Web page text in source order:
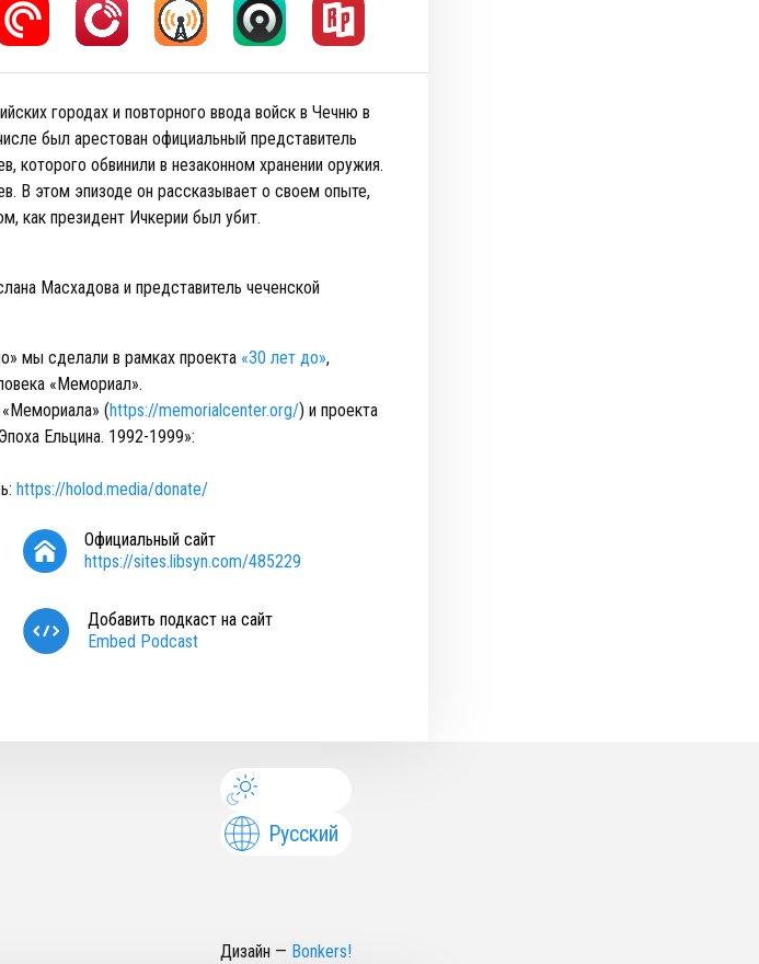
городах и повторного ввода войск в Чечню в
был арестован официальный представитель
которого обвинили в незаконном хранении оружия.
В этом эпизоде он рассказывает о своем опыте,
как президент Ичкерии был убит.
Масхадова и представитель чеченской
мы сделали в рамках проекта «30 лет до»,
«Мемориал».
«Мемориала» (https://memorialcenter.org/) и проекта
Ельцина. 1992-1999»:
https://holod.media/donate/
Официальный сайт
https://sites.libsyn.com/485229
Добавить подкаст на сайт
Embed Podcast
Русский
Дизайн — Bonkers!